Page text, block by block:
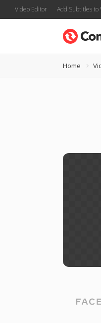
Video Editor Add Subtitles to
Home